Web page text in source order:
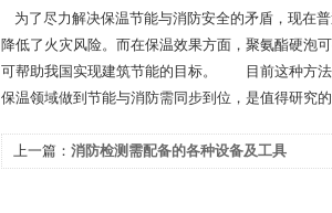
为了尽力解决保温节能与消防安全的矛盾，现在
降低了火灾风险。而在保温效果方面，聚氨酯硬泡
可帮助我国实现建筑节能的目标。 目前这种方法
保温领域做到节能与消防需同步到位，是值得研究的
上一篇： 消防检测需配备的各种设备及工具